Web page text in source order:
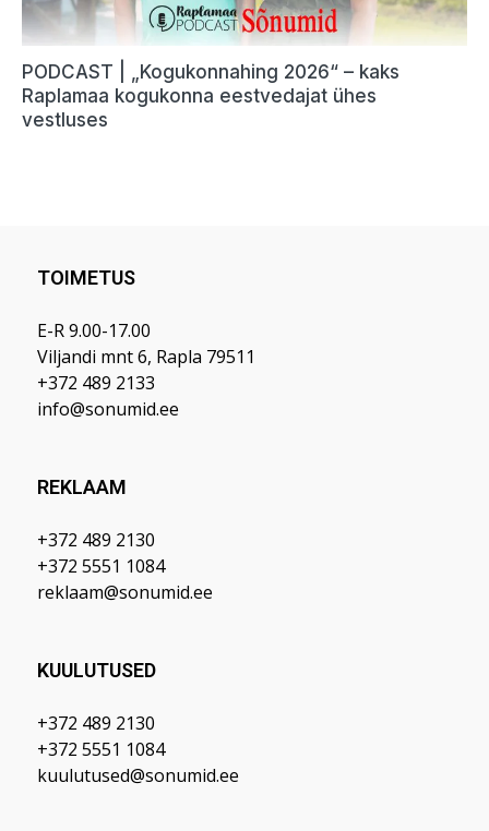
TOIMETUS
E-R 9.00-17.00
Viljandi mnt 6, Rapla 79511
+372 489 2133
info@sonumid.ee
REKLAAM
+372 489 2130
+372 5551 1084
reklaam@sonumid.ee
KUULUTUSED
+372 489 2130
+372 5551 1084
kuulutused@sonumid.ee